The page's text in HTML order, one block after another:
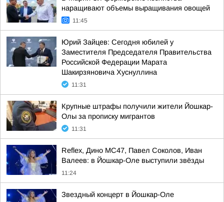
наращивают объемы выращивания овощей
11:45
Юрий Зайцев: Сегодня юбилей у
Заместителя Председателя Правительства
Российской Федерации Марата
Шакирзяновича Хуснуллина
11:31
Крупные штрафы получили жители Йошкар-
Олы за прописку мигрантов
11:31
Reflex, Дино МС47, Павел Соколов, Иван
Валеев: в Йошкар-Оле выступили звёзды
11:24
Звездный концерт в Йошкар-Оле